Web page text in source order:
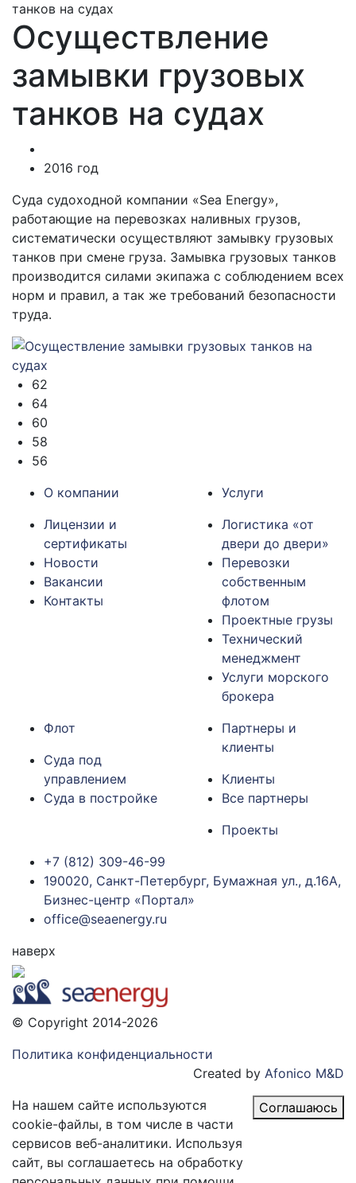
танков на судах
Осуществление
замывки грузовых
танков на судах
2016 год
Суда судоходной компании «Sea Energy»,
работающие на перевозках наливных грузов,
систематически осуществляют замывку грузовых
танков при смене груза. Замывка грузовых танков
производится силами экипажа с соблюдением всех
норм и правил, а так же требований безопасности
труда.
62
64
60
58
56
О компании
Лицензии и
сертификаты
Новости
Вакансии
Контакты
Услуги
Логистика «от
двери до двери»
Перевозки
собственным
флотом
Проектные грузы
Технический
менеджмент
Услуги морского
брокера
Флот
Суда под
управлением
Суда в постройке
Партнеры и
клиенты
Клиенты
Все партнеры
Проекты
+7 (812) 309-46-99
190020, Санкт-Петербург, Бумажная ул., д.16А,
Бизнес-центр «Портал»
office@seaenergy.ru
наверх
© Copyright 2014-2026
Политика конфиденциальности
Created by Afonico M&D
На нашем сайте используются
cookie-файлы, в том числе в части
сервисов веб-аналитики. Используя
сайт, вы соглашаетесь на обработку
Соглашаюсь